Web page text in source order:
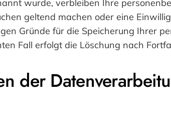
wurde, verbleiben Ihre
geltend machen oder eine
Gründe für die Speicherung Ihrer
Fall erfolgt die Löschung nach
der